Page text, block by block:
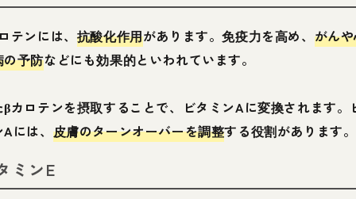
テンには、 抗酸化作用があります。免疫力を高め、 がん
の予防などにも効果的といわれています。
βカロテンを摂取することで、ビタミンAに変換されます。
には、 皮膚のターンオーバーを調整する役割があります。
ミンE